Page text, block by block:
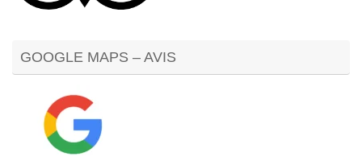
GOOGLE MAPS – AVIS